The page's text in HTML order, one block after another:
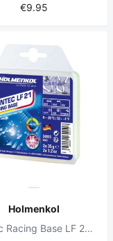
€9.95
Holmenkol
Syntec Racing Base LF 21 Snowboard-Wachs